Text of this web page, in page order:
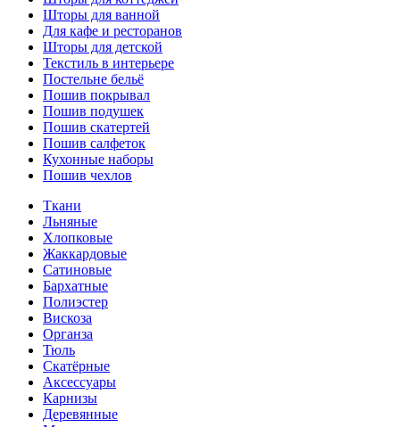
Шторы для ванной
Для кафе и ресторанов
Шторы для детской
Текстиль в интерьере
Постельне бельё
Пошив покрывал
Пошив подушек
Пошив скатертей
Пошив салфеток
Кухонные наборы
Пошив чехлов
Ткани
Льняные
Хлопковые
Жаккардовые
Сатиновые
Бархатные
Полиэстер
Вискоза
Органза
Тюль
Скатёрные
Аксессуары
Карнизы
Деревянные